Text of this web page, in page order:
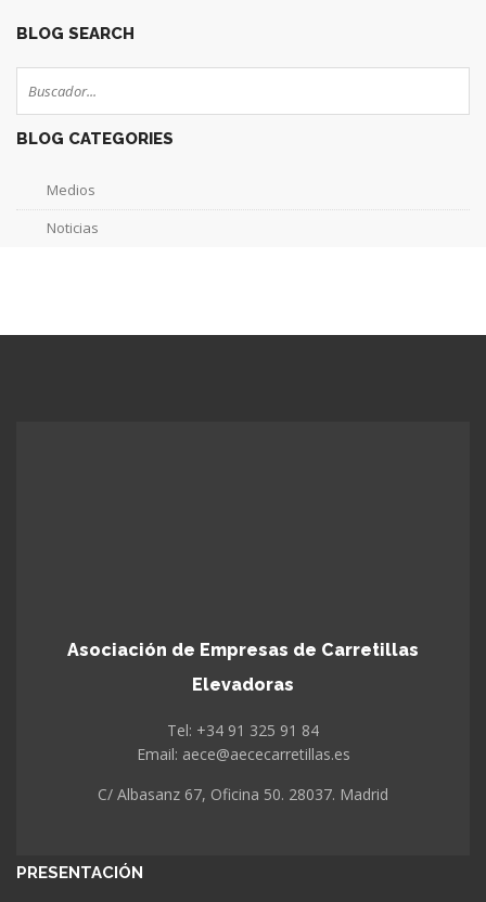
BLOG SEARCH
BLOG CATEGORIES
Medios
Noticias
Asociación de Empresas de Carretillas
Elevadoras
Tel: +34 91 325 91 84
Email: aece@aececarretillas.es
C/ Albasanz 67, Oficina 50. 28037. Madrid
PRESENTACIÓN